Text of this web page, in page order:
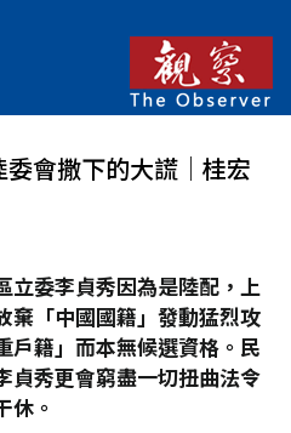
委會撒下的大謊│桂宏
立委李貞秀因為是陸配，上
棄「中國國籍」發動猛烈攻
戶籍」而本無候選資格。民
貞秀更會窮盡一切扭曲法令
休。